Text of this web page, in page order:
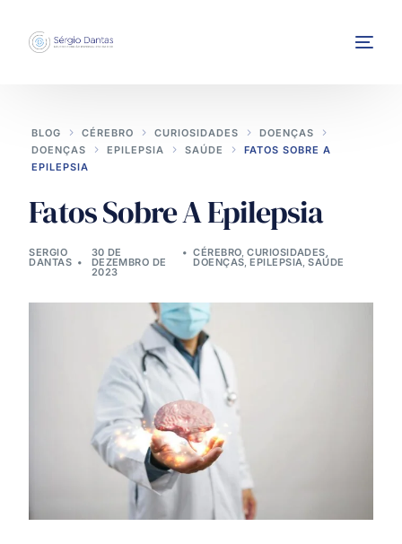
BLOG CÉREBRO CURIOSIDADES
DOENÇAS
DOENÇAS
EPILEPSIA SAÚDE
FATOS SOBRE A
EPILEPSIA
Fatos Sobre A Epilepsia
SERGIO
DANTAS
30 DE
DEZEMBRO DE
2023
CÉREBRO,CURIOSIDADES,
DOENÇAS,EPILEPSIA,SAÚDE